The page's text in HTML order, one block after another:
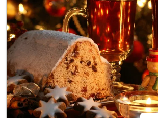
Nutzung von Sauna- und Badelandschaft
inkl. Parkplatz nach Verfügbarkeit
inkl. freies W-Lan